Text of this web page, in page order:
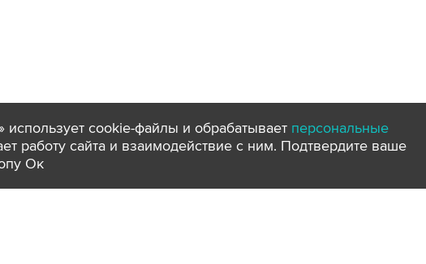
cookie-файлы и обрабатывает персональные
работу сайта и взаимодействие с ним. Подтвердите ваше
Ок